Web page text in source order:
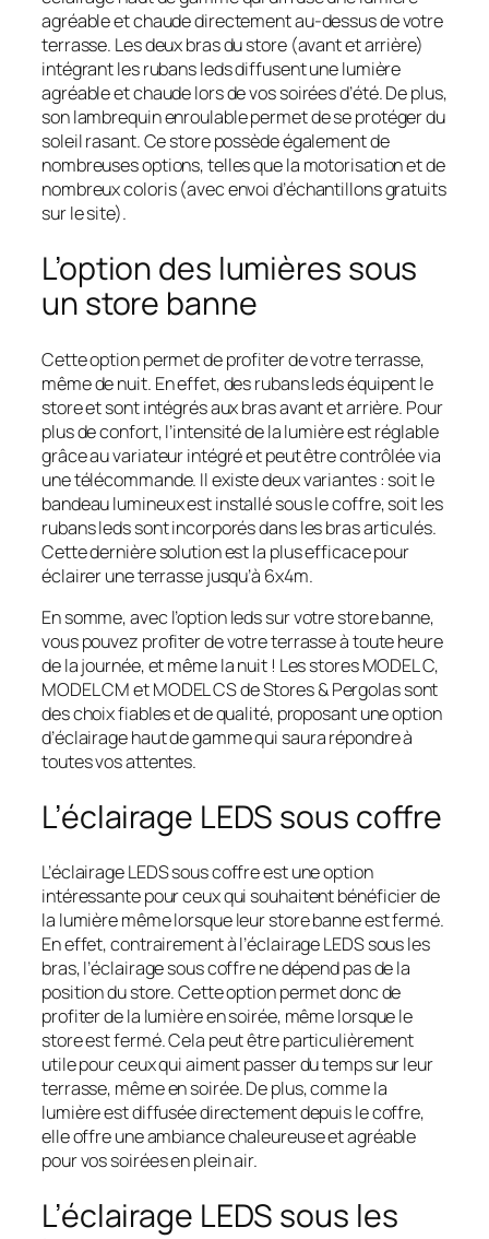
agréable et chaude directement au-dessus de votre
terrasse. Les deux bras du store (avant et arrière)
intégrant les rubans leds diffusent une lumière
agréable et chaude lors de vos soirées d’été. De plus,
son lambrequin enroulable permet de se protéger du
soleil rasant. Ce store possède également de
nombreuses options, telles que la motorisation et de
nombreux coloris (avec envoi d’échantillons gratuits
sur le site).
L’option des lumières sous
un store banne
Cette option permet de profiter de votre terrasse,
même de nuit. En effet, des rubans leds équipent le
store et sont intégrés aux bras avant et arrière. Pour
plus de confort, l’intensité de la lumière est réglable
grâce au variateur intégré et peut être contrôlée via
une télécommande. Il existe deux variantes : soit le
bandeau lumineux est installé sous le coffre, soit les
rubans leds sont incorporés dans les bras articulés.
Cette dernière solution est la plus efficace pour
éclairer une terrasse jusqu’à 6x4m.
En somme, avec l’option leds sur votre store banne,
vous pouvez profiter de votre terrasse à toute heure
de la journée, et même la nuit ! Les stores MODEL C,
MODEL CM et MODEL CS de Stores & Pergolas sont
des choix fiables et de qualité, proposant une option
d’éclairage haut de gamme qui saura répondre à
toutes vos attentes.
L’éclairage LEDS sous coffre
L’éclairage LEDS sous coffre est une option
intéressante pour ceux qui souhaitent bénéficier de
la lumière même lorsque leur store banne est fermé.
En effet, contrairement à l’éclairage LEDS sous les
bras, l’éclairage sous coffre ne dépend pas de la
position du store. Cette option permet donc de
profiter de la lumière en soirée, même lorsque le
store est fermé. Cela peut être particulièrement
utile pour ceux qui aiment passer du temps sur leur
terrasse, même en soirée. De plus, comme la
lumière est diffusée directement depuis le coffre,
elle offre une ambiance chaleureuse et agréable
pour vos soirées en plein air.
L’éclairage LEDS sous les